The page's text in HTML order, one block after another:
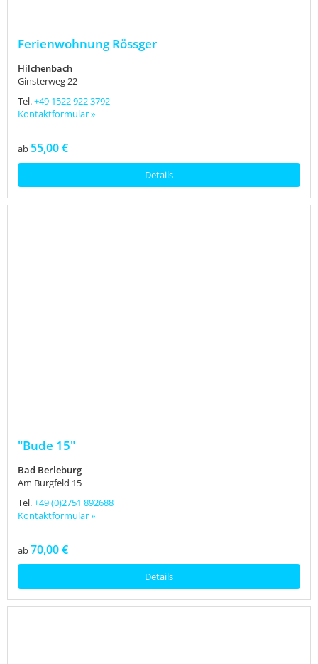
Ferienwohnung Rössger
Hilchenbach
Ginsterweg 22
Tel.+49 1522 922 3792
Kontaktformular »
ab55,00 €
Details
"Bude 15"
Bad Berleburg
Am Burgfeld 15
Tel.+49 (0)2751 892688
Kontaktformular »
ab70,00 €
Details